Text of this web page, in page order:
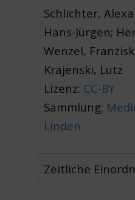
Schlichter,
Hans-Jürgen;
Wenzel,
Krajenski, Lutz
Lizenz: CC-BY
Sammlung:
Linden
Zeitliche